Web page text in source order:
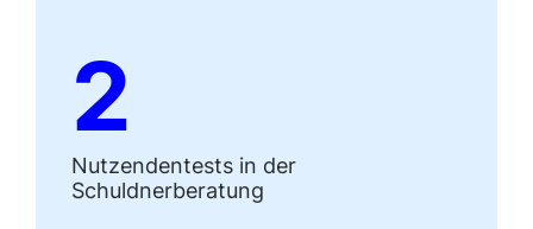
2
Nutzendentests in der
Schuldnerberatung